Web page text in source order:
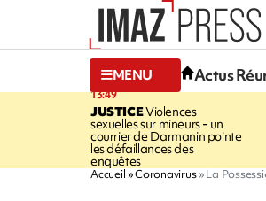
MENU Actus
13:49
JUSTICEViolences
sexuelles sur mineurs - un
courrier de Darmanin pointe
les défaillances des
enquêtes
Accueil Coronavirus La